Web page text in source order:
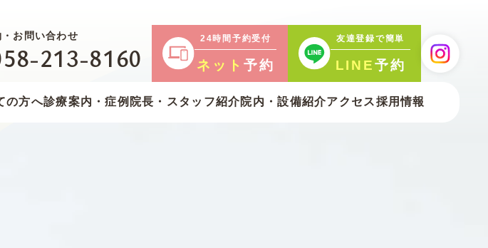
お問い合わせ
213-8160
24時間予約受付
ネット 予約
友達登録で簡単
LINE予約
の方へ診療案内 ・症例 院長・ スタッフ紹介院内・設備紹介アクセス採用情報